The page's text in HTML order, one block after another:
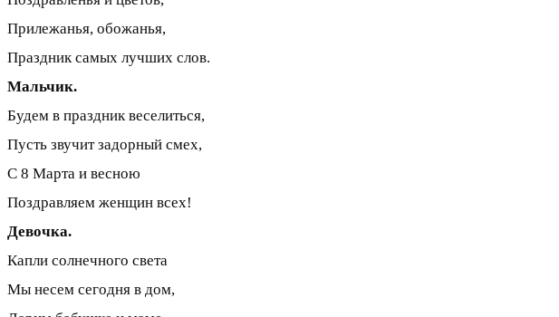
Прилежанья, обожанья,
Праздник самых лучших слов.
Мальчик.
Будем в праздник веселиться,
Пусть звучит задорный смех,
С 8 Марта и весною
Поздравляем женщин всех!
Девочка.
Капли солнечного света
Мы несем сегодня в дом,